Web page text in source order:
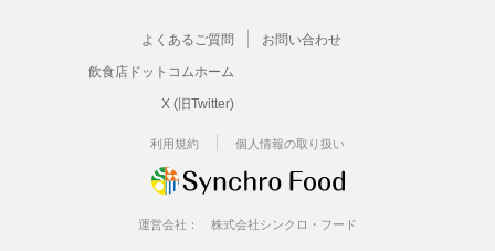
よくあるご質問 お問い合わせ
飲食店ドットコムホーム
X (旧Twitter)
利用規約 個人情報の取り扱い
運営会社： 株式会社シンクロ・フード